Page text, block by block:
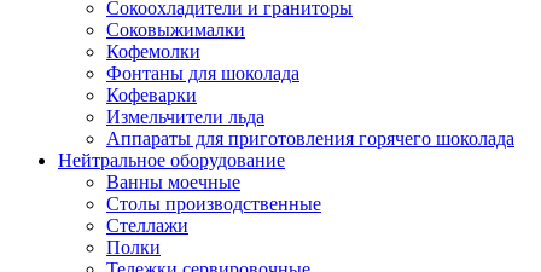
Сокоохладители и граниторы
Соковыжималки
Кофемолки
Фонтаны для шоколада
Кофеварки
Измельчители льда
Аппараты для приготовления горячего шоколада
Нейтральное оборудование
Ванны моечные
Столы производственные
Стеллажи
Полки